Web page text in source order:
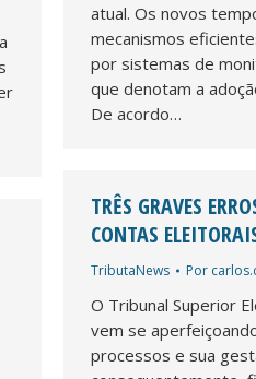
atual. Os novos
mecanismos
por sistemas de
que denotam a
De acordo…
TRÊS GRAVES
CONTAS
TributaNews Por
O Tribunal Superior
vem se
processos e sua